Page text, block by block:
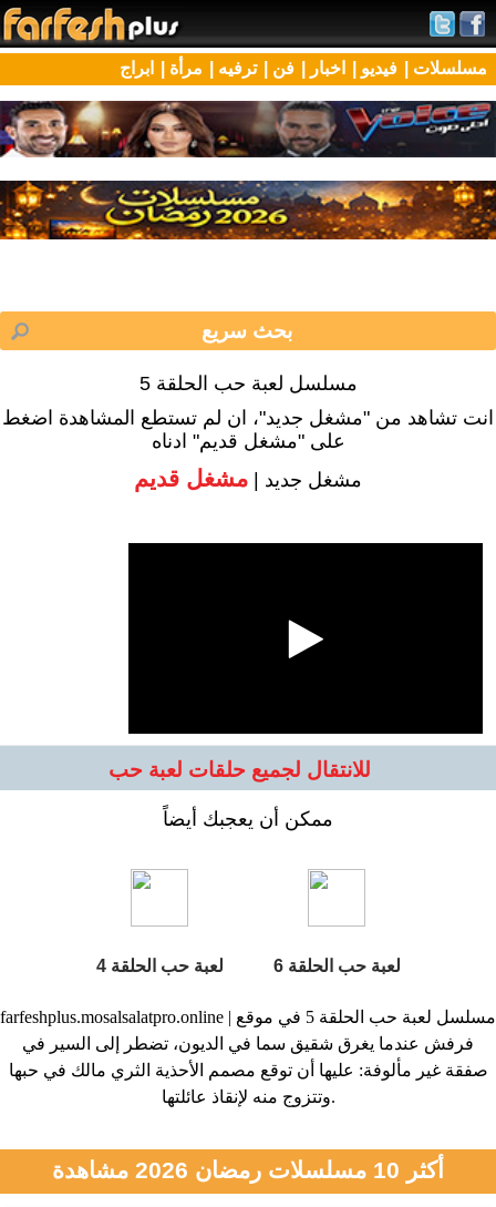
مسلسلات | فيديو | اخبار | فن | ترفيه | مرأة | ابراج
مسلسل لعبة حب الحلقة 5
انت تشاهد من "مشغل جديد"، ان لم تستطع المشاهدة اضغط
على "مشغل قديم" ادناه
مشغل جديد | مشغل قديم
للانتقال لجميع حلقات لعبة حب
ممكن أن يعجبك أيضاً
لعبة حب الحلقة 6 لعبة حب الحلقة 4
farfeshplus.mosalsalatpro.online | مسلسل لعبة حب الحلقة 5 في موقع
فرفش عندما يغرق شقيق سما في الديون، تضطر إلى السير في
صفقة غير مألوفة: عليها أن توقع مصمم الأحذية الثري مالك في حبها
وتتزوج منه لإنقاذ عائلتها.
أكثر 10 مسلسلات رمضان 2026 مشاهدة